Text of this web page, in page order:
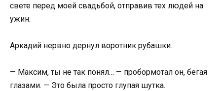
свете перед моей свадьбой, отправив тех людей на
ужин.
Аркадий нервно дернул воротник рубашки.
— Максим, ты не так понял… — пробормотал он, бегая
глазами. — Это была просто глупая шутка.